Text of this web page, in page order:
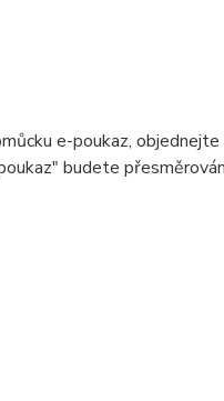
e-poukaz,
budete